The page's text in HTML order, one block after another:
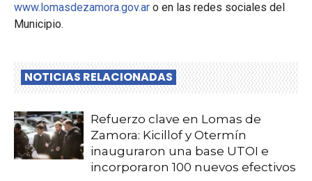
www.lomasdezamora.gov.ar o en las redes sociales del
Municipio.
NOTICIAS RELACIONADAS
Refuerzo clave en Lomas de
Zamora: Kicillof y Otermín
inauguraron una base UTOI e
incorporaron 100 nuevos efectivos